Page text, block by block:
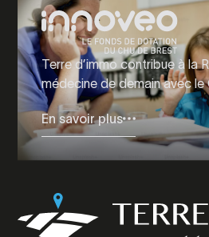
Terre d’immo contribue à la
médecine de demain avec le
En savoir plus